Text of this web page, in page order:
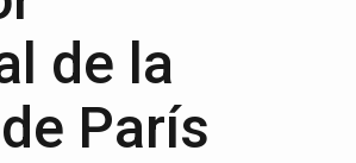
de la
París